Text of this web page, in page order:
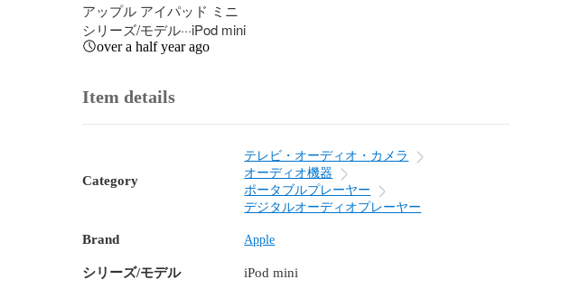
アップル アイパッド ミニ
シリーズ/モデル···iPod mini
over a half year ago
Item details
Category
テレビ・オーディオ・カメラ
オーディオ機器
ポータブルプレーヤー
デジタルオーディオプレーヤー
Brand Apple
シリーズ/モデル iPod mini